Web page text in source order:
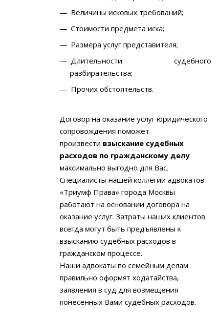
Величины исковых требований;
Стоимости предмета иска;
Размера услуг представителя;
Длительности судебного
разбирательства;
Прочих обстоятельств.
Договор на оказание услуг юридического
сопровождения поможет
произвести взыскание судебных
расходов по гражданскому делу
максимально выгодно для Вас.
Специалисты нашей коллегии адвокатов
«Триумф Права» города Москвы
работают на основании договора на
оказание услуг. Затраты наших клиентов
всегда могут быть предъявлены к
взысканию судебных расходов в
гражданском процессе.
Наши адвокаты по семейным делам
правильно оформят ходатайства,
заявления в суд для возмещения
понесенных Вами судебных расходов.